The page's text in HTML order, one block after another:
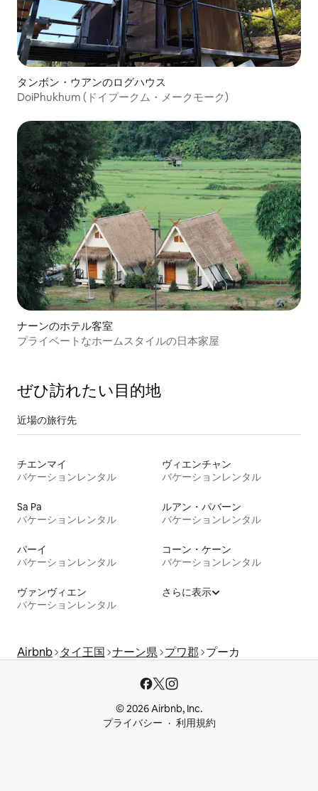
タンボン・ウアンのログハウス
DoiPhukhum (ドイプークム・メークモーク)
ナーンのホテル客室
プライベートなホームスタイルの日本家屋
ぜひ訪⁠れ⁠た⁠い目⁠的⁠地
近場の旅行先
チエンマイ
バケーションレンタル
ヴィエンチャン
バケーションレンタル
Sa Pa
バケーションレンタル
ルアン・パバーン
バケーションレンタル
パーイ
バケーションレンタル
コーン・ケーン
バケーションレンタル
ヴァンヴィエン
バケーションレンタル
さらに表示
Airbnb タイ王国 ナーン県 プワ郡 プーカ
© 2026 Airbnb, Inc.
プライバシー
利用規約